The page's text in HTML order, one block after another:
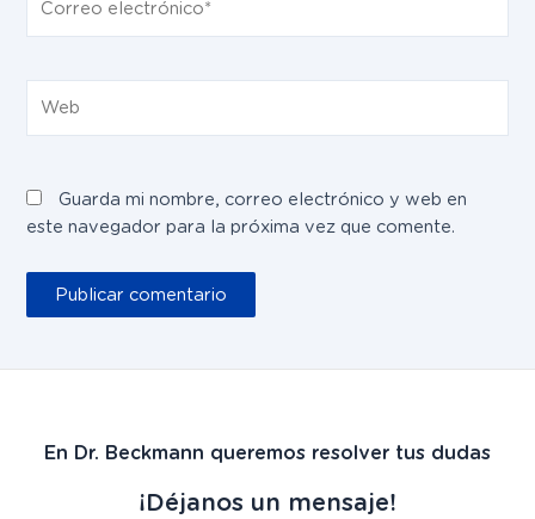
electrónico*
Guarda mi nombre, correo electrónico y web en
este navegador para la próxima vez que comente.
En Dr. Beckmann queremos resolver tus dudas
¡Déjanos un mensaje!